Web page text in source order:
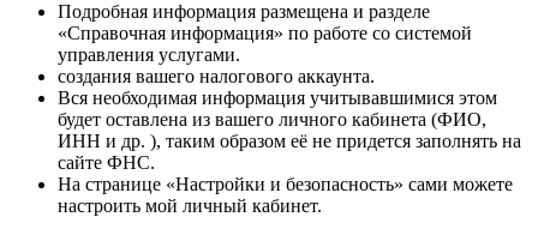
Подробная информация размещена и разделе
«Справочная информация» по работе со системой
управления услугами.
создания вашего налогового аккаунта.
Вся необходимая информация учитывавшимися этом
будет оставлена из вашего личного кабинета (ФИО,
ИНН и др. ), таким образом её не придется заполнять на
сайте ФНС.
На странице «Настройки и безопасность» сами можете
настроить мой личный кабинет.